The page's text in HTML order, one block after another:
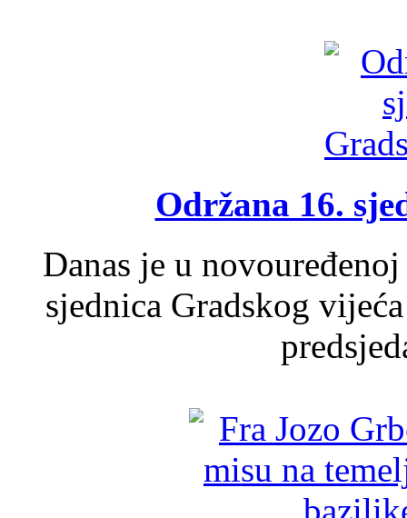
Održana 16.
Danas je u
sjednica Gradskog